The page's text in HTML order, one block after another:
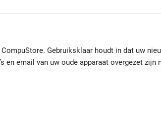
Gebruiksklaar houdt in dat uw
email van uw oude apparaat overgezet zijn